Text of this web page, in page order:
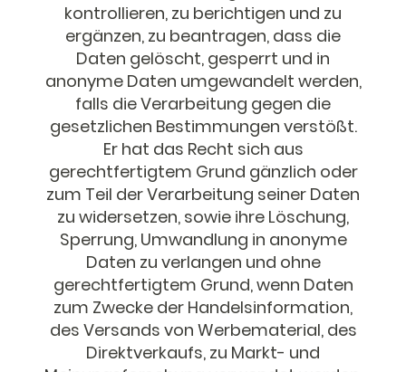
kontrollieren, zu berichtigen und zu
ergänzen, zu beantragen, dass die
Daten gelöscht, gesperrt und in
anonyme Daten umgewandelt werden,
falls die Verarbeitung gegen die
gesetzlichen Bestimmungen verstößt.
Er hat das Recht sich aus
gerechtfertigtem Grund gänzlich oder
zum Teil der Verarbeitung seiner Daten
zu widersetzen, sowie ihre Löschung,
Sperrung, Umwandlung in anonyme
Daten zu verlangen und ohne
gerechtfertigtem Grund, wenn Daten
zum Zwecke der Handelsinformation,
des Versands von Werbematerial, des
Direktverkaufs, zu Markt- und